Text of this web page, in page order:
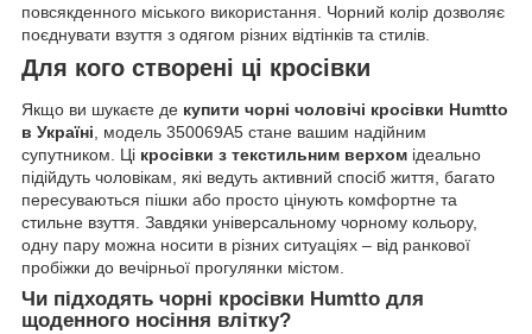
повсякденного міського використання. Чорний колір дозволяє
поєднувати взуття з одягом різних відтінків та стилів.
Для кого створені ці кросівки
Якщо ви шукаєте де купити чорні чоловічі кросівки Humtto
в Україні, модель 350069A5 стане вашим надійним
супутником. Ці кросівки з текстильним верхом ідеально
підійдуть чоловікам, які ведуть активний спосіб життя, багато
пересуваються пішки або просто цінують комфортне та
стильне взуття. Завдяки універсальному чорному кольору,
одну пару можна носити в різних ситуаціях – від ранкової
пробіжки до вечірньої прогулянки містом.
Чи підходять чорні кросівки Humtto для
щоденного носіння влітку?